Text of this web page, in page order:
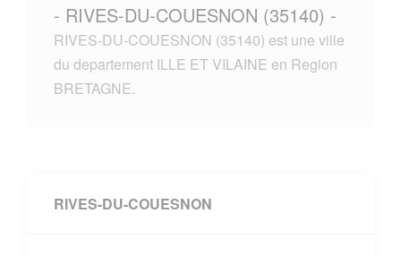
- RIVES-DU-COUESNON (35140) -
RIVES-DU-COUESNON (35140) est une ville
du departement ILLE ET VILAINE en Region
BRETAGNE.
RIVES-DU-COUESNON